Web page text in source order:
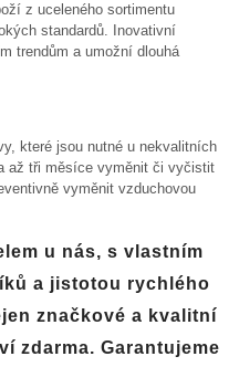
z uceleného sortimentu
standardů. Inovativní
trendům a umožní dlouhá
které jsou nutné u nekvalitních
až tři měsíce vyměnit či vyčistit
vyměnit vzduchovou
u nás, s vlastním
a jistotou rychlého
značkové a kvalitní
zdarma. Garantujeme